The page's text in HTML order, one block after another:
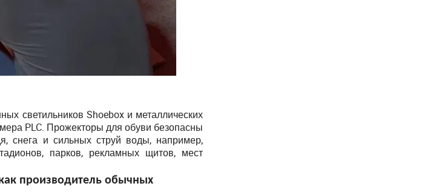
светильников Shoebox и металлических
PLC. Прожекторы для обуви безопасны
снега и сильных струй воды, например,
парков, рекламных щитов, мест
производитель обычных